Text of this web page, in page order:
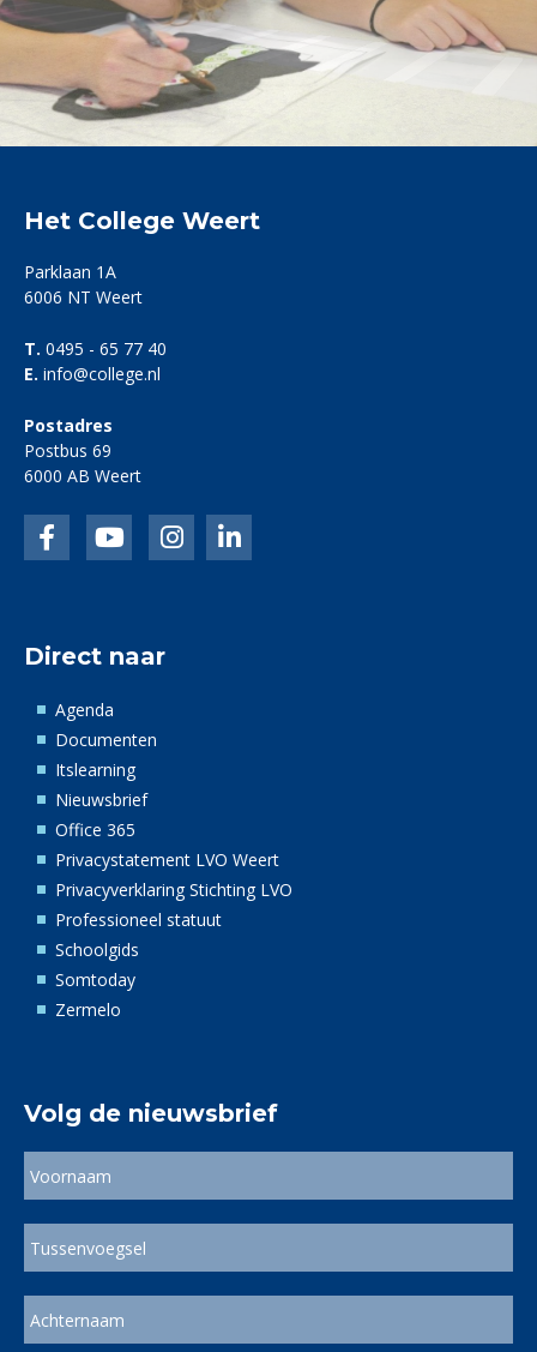
Het College Weert
Parklaan 1A
6006 NT Weert
T. 0495 - 65 77 40
E. info@college.nl
Postadres
Postbus 69
6000 AB Weert
Direct naar
Agenda
Documenten
Itslearning
Nieuwsbrief
Office 365
Privacystatement LVO Weert
Privacyverklaring Stichting LVO
Professioneel statuut
Schoolgids
Somtoday
Zermelo
Volg de nieuwsbrief